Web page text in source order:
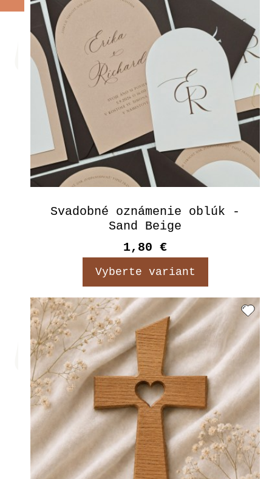
Svadobné oznámenie oblúk -
Sand Beige
1,80 €
Vyberte variant